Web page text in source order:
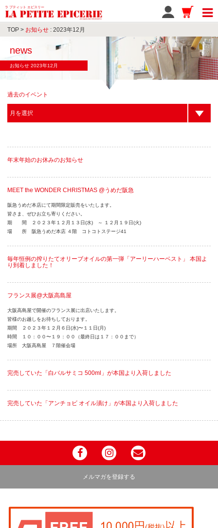
ラ プティット エピスリー
TOP > お知らせ : 2023年12月
news
お知らせ 2023年12月
過去のイベント
年末年始のお休みのお知らせ
MEET the WONDER CHRISTMAS @うめだ阪急
阪急うめだ本店にて期間限定販売をいたします。
皆さま、ぜひお立ち寄りください。
期 間 ２０２３年１２月１３日(水) ～ １２月１９日(火)
場 所 阪急うめだ本店 ４階 コトコトステージ41
毎年恒例の搾りたてオリーブオイルの第一弾「アーリーハーベスト」 本国よ
り到着しました！
フランス展@大阪高島屋
大阪高島屋で開催のフランス展に出店いたします。
皆様のお越しをお待ちしております。
期間 ２０２３年１２月６日(水)〜１１日(月)
時間 １０：００〜１９：００（最終日は１７：００まで）
場所 大阪高島屋 ７階催会場
完売していた「白バルサミコ 500ml」が本国より入荷しました
完売していた「アンチョビ オイル漬け」が本国より入荷しました
メルマガを登録する